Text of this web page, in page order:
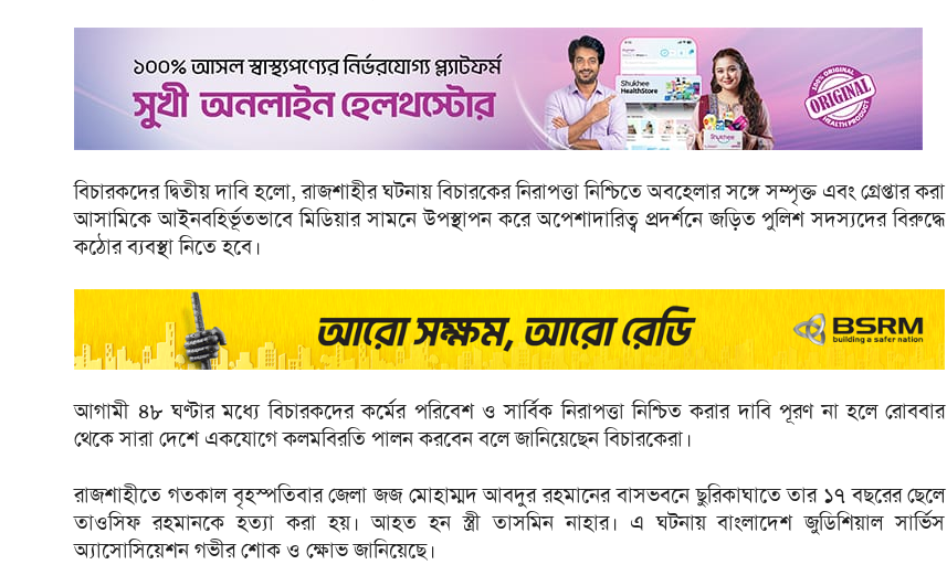
বিচারকদের দ্বিতীয় দাবি হলো, রাজশাহীর ঘটনায় বিচারকের নিরাপত্তা নিশ্চিতে অবহেলার সঙ্গে সম্পৃক্ত এবং গ্রেপ্তার করা
আসামিকে আইনবহির্ভূতভাবে মিডিয়ার সামনে উপস্থাপন করে অপেশাদারিত্ব প্রদর্শনে জড়িত পুলিশ সদস্যদের বিরুদ্ধে
কঠোর ব্যবস্থা নিতে হবে।
আগামী ৪৮ ঘণ্টার মধ্যে বিচারকদের কর্মের পরিবেশ ও সার্বিক নিরাপত্তা নিশ্চিত করার দাবি পূরণ না হলে রোববার
থেকে সারা দেশে একযোগে কলমবিরতি পালন করবেন বলে জানিয়েছেন বিচারকেরা।
রাজশাহীতে গতকাল বৃহস্পতিবার জেলা জজ মোহাম্মদ আবদুর রহমানের বাসভবনে ছুরিকাঘাতে তার ১৭ বছরের ছেলে
তাওসিফ রহমানকে হত্যা করা হয়। আহত হন স্ত্রী তাসমিন নাহার। এ ঘটনায় বাংলাদেশ জুডিশিয়াল সার্ভিস
অ্যাসোসিয়েশন গভীর শোক ও ক্ষোভ জানিয়েছে।